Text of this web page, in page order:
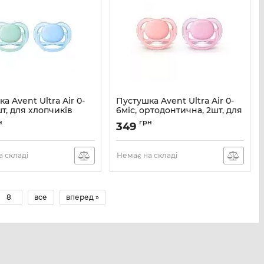
Avent Ultra Air 0-
для хлопчиків
20
складі
Пустушка Avent Ultra Air 0-
6міс, ортодонтична, 2шт, для
дівчат
Артикул:
349 грн
Немає на складі
8 все вперед »